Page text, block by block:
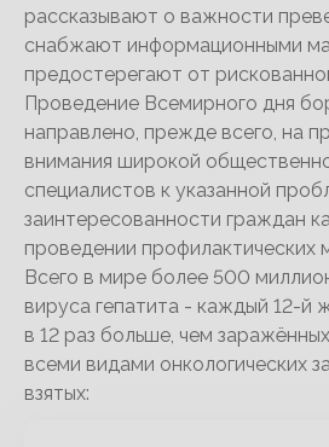
рассказывают о важности
снабжают информационными
предостерегают от
Проведение Всемирного дня
направлено, прежде всего, на
внимания широкой
специалистов к указанной
заинтересованности граждан
проведении профилактических
Всего в мире более 500
вируса гепатита - каждый 12-й
в 12 раз больше, чем
всеми видами онкологических
взятых: